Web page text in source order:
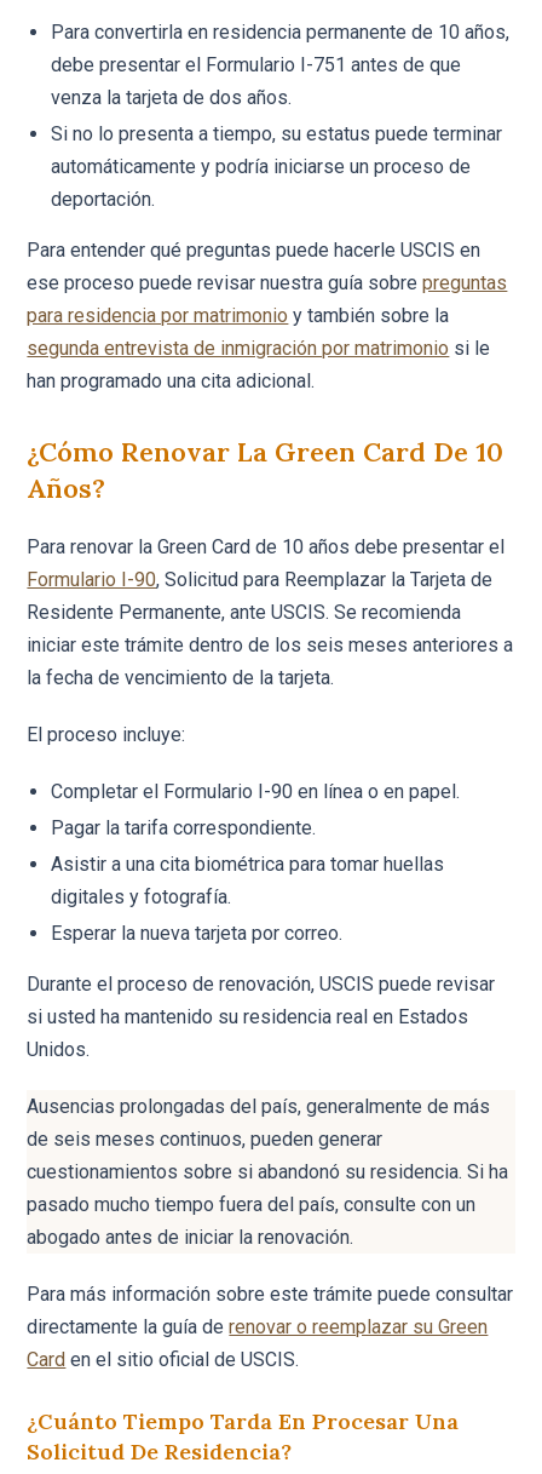
Para convertirla en residencia permanente de 10 años,
debe presentar el Formulario I-751 antes de que
venza la tarjeta de dos años.
Si no lo presenta a tiempo, su estatus puede terminar
automáticamente y podría iniciarse un proceso de
deportación.
Para entender qué preguntas puede hacerle USCIS en
ese proceso puede revisar nuestra guía sobrepreguntas
para residencia por matrimonio y también sobre la
segunda entrevista de inmigración por matrimonio si le
han programado una cita adicional.
¿Cómo Renovar La Green Card De 10
Años?
Para renovar la Green Card de 10 años debe presentar el
Formulario I-90, Solicitud para Reemplazar la Tarjeta de
Residente Permanente, ante USCIS. Se recomienda
iniciar este trámite dentro de los seis meses anteriores a
la fecha de vencimiento de la tarjeta.
El proceso incluye:
Completar el Formulario I-90 en línea o en papel.
Pagar la tarifa correspondiente.
Asistir a una cita biométrica para tomar huellas
digitales y fotografía.
Esperar la nueva tarjeta por correo.
Durante el proceso de renovación, USCIS puede revisar
si usted ha mantenido su residencia real en Estados
Unidos.
Ausencias prolongadas del país, generalmente de más
de seis meses continuos, pueden generar
cuestionamientos sobre si abandonó su residencia. Si ha
pasado mucho tiempo fuera del país, consulte con un
abogado antes de iniciar la renovación.
Para más información sobre este trámite puede consultar
directamente la guía derenovar o reemplazar su Green
Card en el sitio oficial de USCIS.
¿Cuánto Tiempo Tarda En Procesar Una
Solicitud De Residencia?